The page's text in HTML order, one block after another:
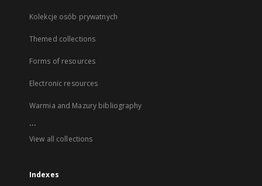
Kolekcje osób prywatnych
Themed collections
Forms of resources
Electronic resources
Warmia and Mazury bibliography
...
View all collections
Indexes